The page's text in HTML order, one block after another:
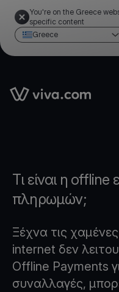
You're on the Greece
specific content
Greece
Link to the homepage
Τι είναι η offline
πληρωμών;
Ξέχνα τις
internet δεν
Offline Payments
συναλλαγές,